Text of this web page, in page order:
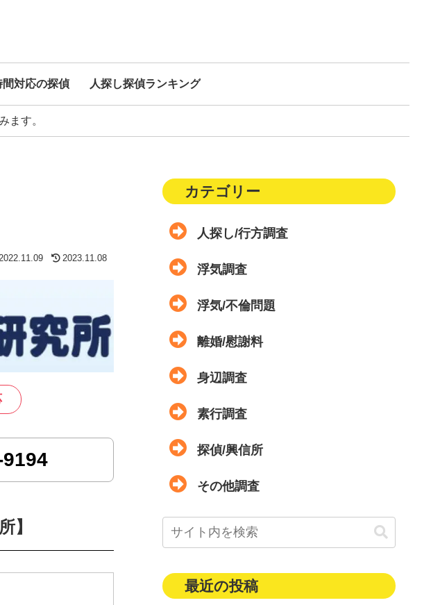
間対応の探偵 人探し探偵ランキング
ます。
2023.11.08
】
カテゴリー
人探し/行方調査
浮気調査
浮気/不倫問題
離婚/慰謝料
身辺調査
素行調査
探偵/興信所
その他調査
最近の投稿